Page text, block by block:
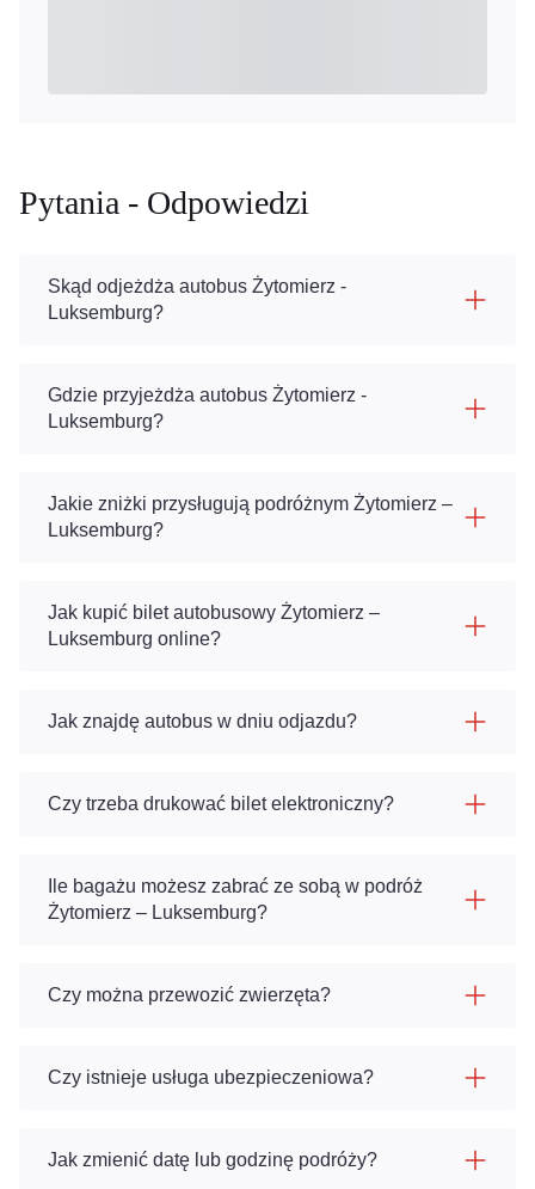
Pytania - Odpowiedzi
Skąd odjeżdża autobus Żytomierz -
Luksemburg?
Gdzie przyjeżdża autobus Żytomierz -
Luksemburg?
Jakie zniżki przysługują podróżnym Żytomierz –
Luksemburg?
Jak kupić bilet autobusowy Żytomierz –
Luksemburg online?
Jak znajdę autobus w dniu odjazdu?
Czy trzeba drukować bilet elektroniczny?
Ile bagażu możesz zabrać ze sobą w podróż
Żytomierz – Luksemburg?
Czy można przewozić zwierzęta?
Czy istnieje usługa ubezpieczeniowa?
Jak zmienić datę lub godzinę podróży?